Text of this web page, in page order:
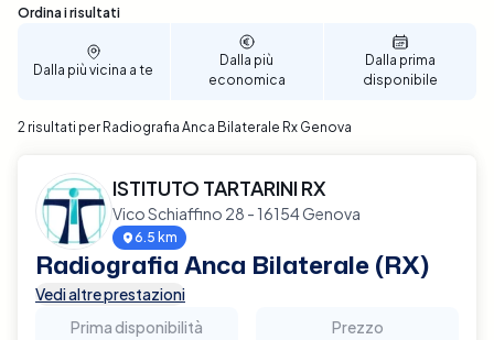
Sono stati trovati 2 risultati
Ordina i risultati
Dalla più vicina a te
Dalla più
economica
Dalla prima
disponibile
2 risultati per Radiografia Anca Bilaterale Rx Genova
ISTITUTO TARTARINI RX
Vico Schiaffino 28 - 16154 Genova
6.5 km
Radiografia Anca Bilaterale (RX)
Vedi altre prestazioni
Prima disponibilità
Prezzo